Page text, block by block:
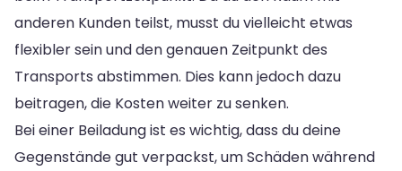
anderen Kunden teilst, musst du vielleicht etwas
flexibler sein und den genauen Zeitpunkt des
Transports abstimmen. Dies kann jedoch dazu
beitragen, die Kosten weiter zu senken.
Bei einer Beiladung ist es wichtig, dass du deine
Gegenstände gut verpackst, um Schäden während